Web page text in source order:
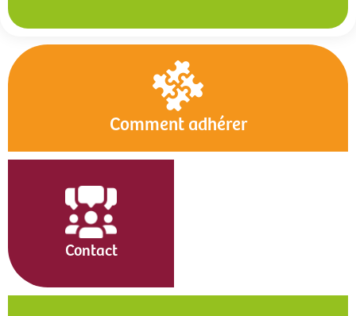
Comment adhérer
Contact